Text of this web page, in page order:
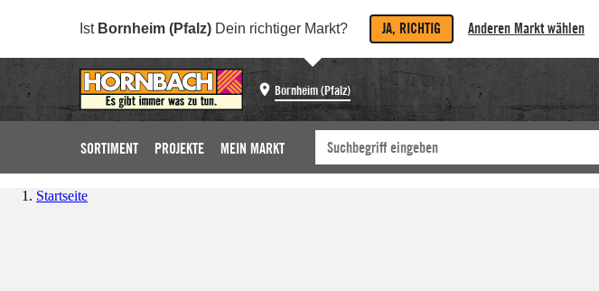
Ist Bornheim (Pfalz) Dein richtiger Markt? JA, RICHTIG Anderen Markt wählen
Bornheim (Pfalz)
SORTIMENT PROJEKTE MEIN MARKT
Startseite